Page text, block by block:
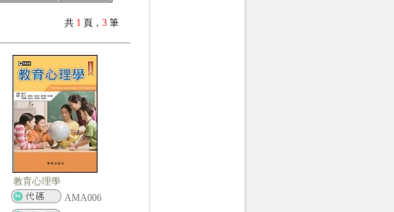
共 1 頁， 3 筆
教育心理學
AMA006